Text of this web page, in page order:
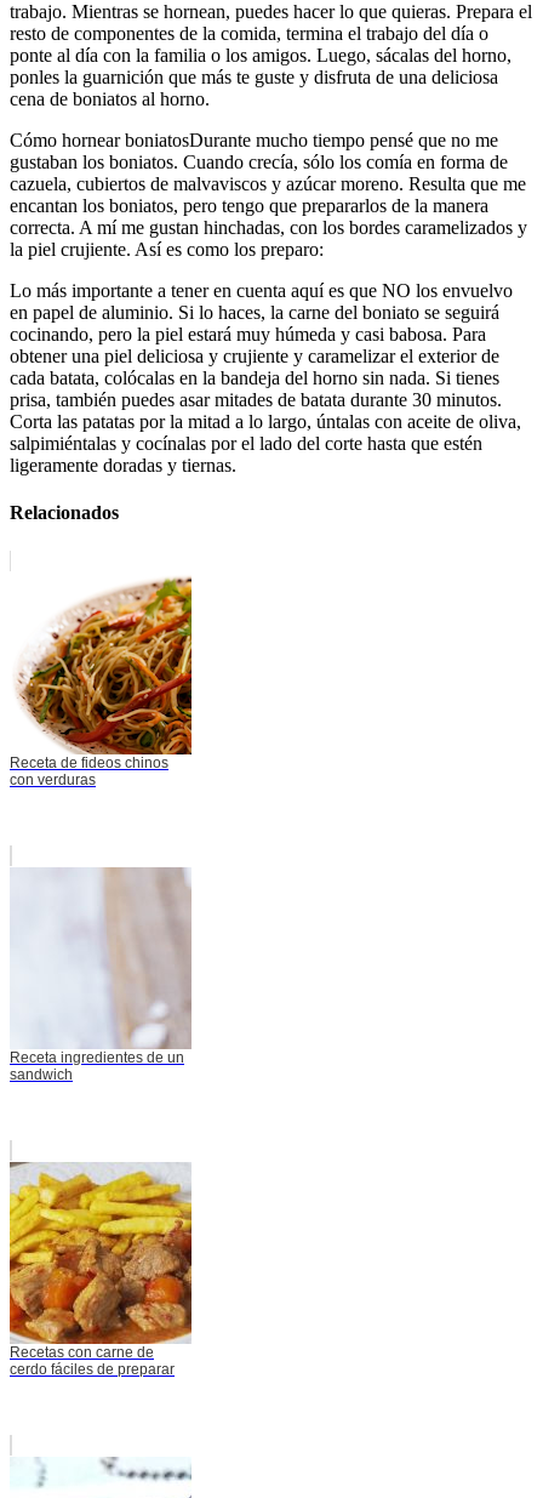
trabajo. Mientras se hornean, puedes hacer lo que quieras. Prepara el
resto de componentes de la comida, termina el trabajo del día o
ponte al día con la familia o los amigos. Luego, sácalas del horno,
ponles la guarnición que más te guste y disfruta de una deliciosa
cena de boniatos al horno.
Cómo hornear boniatosDurante mucho tiempo pensé que no me
gustaban los boniatos. Cuando crecía, sólo los comía en forma de
cazuela, cubiertos de malvaviscos y azúcar moreno. Resulta que me
encantan los boniatos, pero tengo que prepararlos de la manera
correcta. A mí me gustan hinchadas, con los bordes caramelizados y
la piel crujiente. Así es como los preparo:
Lo más importante a tener en cuenta aquí es que NO los envuelvo
en papel de aluminio. Si lo haces, la carne del boniato se seguirá
cocinando, pero la piel estará muy húmeda y casi babosa. Para
obtener una piel deliciosa y crujiente y caramelizar el exterior de
cada batata, colócalas en la bandeja del horno sin nada. Si tienes
prisa, también puedes asar mitades de batata durante 30 minutos.
Corta las patatas por la mitad a lo largo, úntalas con aceite de oliva,
salpimiéntalas y cocínalas por el lado del corte hasta que estén
ligeramente doradas y tiernas.
Relacionados
Receta de fideos chinos
con verduras
Receta ingredientes de un
sandwich
Recetas con carne de
cerdo fáciles de preparar